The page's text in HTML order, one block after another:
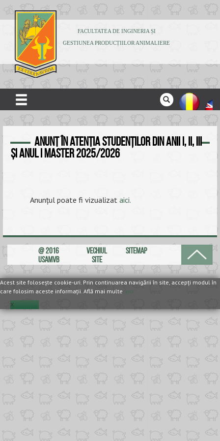
FACULTATEA DE INGINERIA ȘI
GESTIUNEA PRODUCȚIILOR ANIMALIERE
ACASĂ
DESPRE NOI
ADMITERE
CERCETARE
ANUNȚURI
ALUMNI
EVALUARE
CONTACT
ANUNȚ în atenția studenților din anii I, II, III
și anul I master 2025/2026
Anunțul poate fi vizualizat aici.
@ 2016
USAMVB
VECHIUL
SITE
SITEMAP
Acest site foloseşte cookie-uri. Prin continuarea navigării în site, accepţi modul în
care folosim aceste informaţii. Află mai multe aici
X